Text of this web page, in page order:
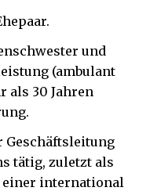
und
(ambulant
als 30 Jahren
Geschäftsleitung
tätig, zuletzt als
einer international